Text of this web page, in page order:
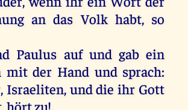
an das Volk habt, so
Paulus auf und gab ein
mit der Hand und sprach:
, Israeliten, und die ihr Gott
,hörtzu!